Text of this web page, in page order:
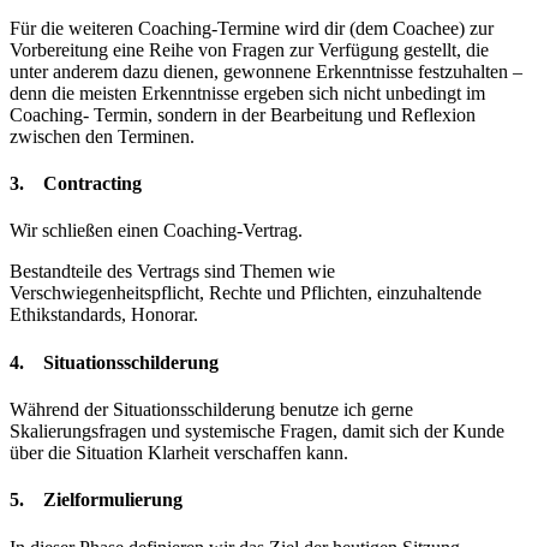
Für die weiteren Coaching-Termine wird dir (dem Coachee) zur
Vorbereitung eine Reihe von Fragen zur Verfügung gestellt, die
unter anderem dazu dienen, gewonnene Erkenntnisse festzuhalten –
denn die meisten Erkenntnisse ergeben sich nicht unbedingt im
Coaching- Termin, sondern in der Bearbeitung und Reflexion
zwischen den Terminen.
3. Contracting
Wir schließen einen Coaching-Vertrag.
Bestandteile des Vertrags sind Themen wie
Verschwiegenheitspflicht, Rechte und Pflichten, einzuhaltende
Ethikstandards, Honorar.
4. Situationsschilderung
Während der Situationsschilderung benutze ich gerne
Skalierungsfragen und systemische Fragen, damit sich der Kunde
über die Situation Klarheit verschaffen kann.
5. Zielformulierung